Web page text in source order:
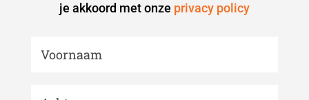
je akkoord met onze privacy policy